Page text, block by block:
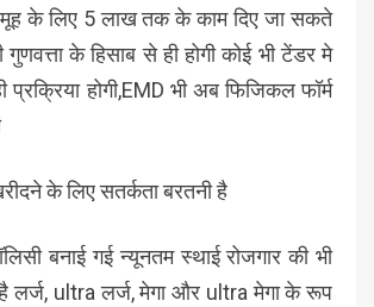
के लिए 5 लाख तक के काम दिए जा सकते
के हिसाब से ही होगी कोई भी टेंडर मे
होगी,EMD भी अब फिजिकल फॉर्म
के लिए सतर्कता बरतनी है
बनाई गई न्यूनतम स्थाई रोजगार की भी
लर्ज, ultra लर्ज, मेगा और ultra मेगा के रूप